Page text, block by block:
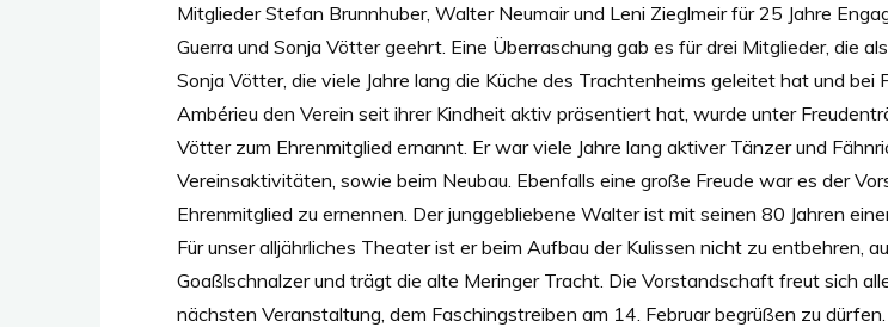
Mitglieder Stefan Brunnhuber, Walter Neumair und Leni Zieglmeir für 25 Jahre
Guerra und Sonja Vötter geehrt. Eine Überraschung gab es für drei Mitglieder, die
Sonja Vötter, die viele Jahre lang die Küche des Trachtenheims geleitet hat und
Ambérieu den Verein seit ihrer Kindheit aktiv präsentiert hat, wurde unter
Vötter zum Ehrenmitglied ernannt. Er war viele Jahre lang aktiver Tänzer und
Vereinsaktivitäten, sowie beim Neubau. Ebenfalls eine große Freude war es der
Ehrenmitglied zu ernennen. Der junggebliebene Walter ist mit seinen 80 Jahren
Für unser alljährliches Theater ist er beim Aufbau der Kulissen nicht zu
Goaßlschnalzer und trägt die alte Meringer Tracht. Die Vorstandschaft freut sich
nächsten Veranstaltung, dem Faschingstreiben am 14. Februar begrüßen zu